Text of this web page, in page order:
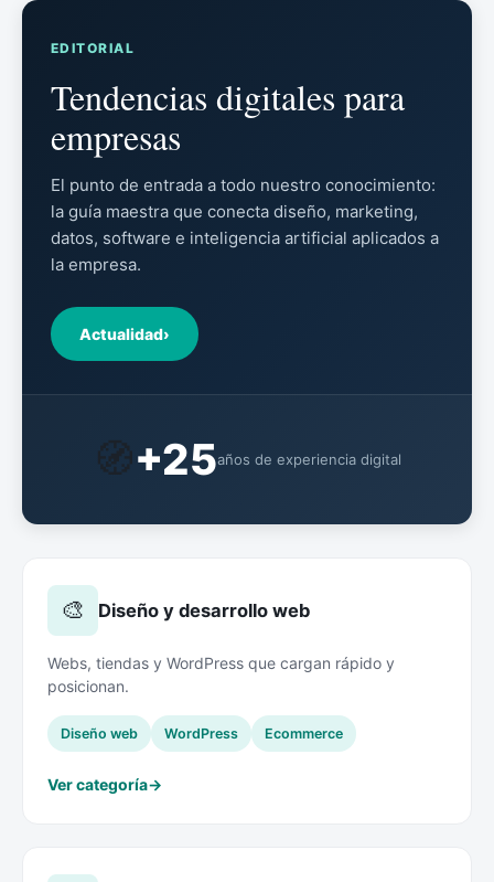
EDITORIAL
Tendencias digitales para
empresas
El punto de entrada a todo nuestro conocimiento:
la guía maestra que conecta diseño, marketing,
datos, software e inteligencia artificial aplicados a
la empresa.
Actualidad›
🧭+25años de experiencia digital
🎨 Diseño y desarrollo web
Webs, tiendas y WordPress que cargan rápido y
posicionan.
Diseño web WordPress Ecommerce
Ver categoría→